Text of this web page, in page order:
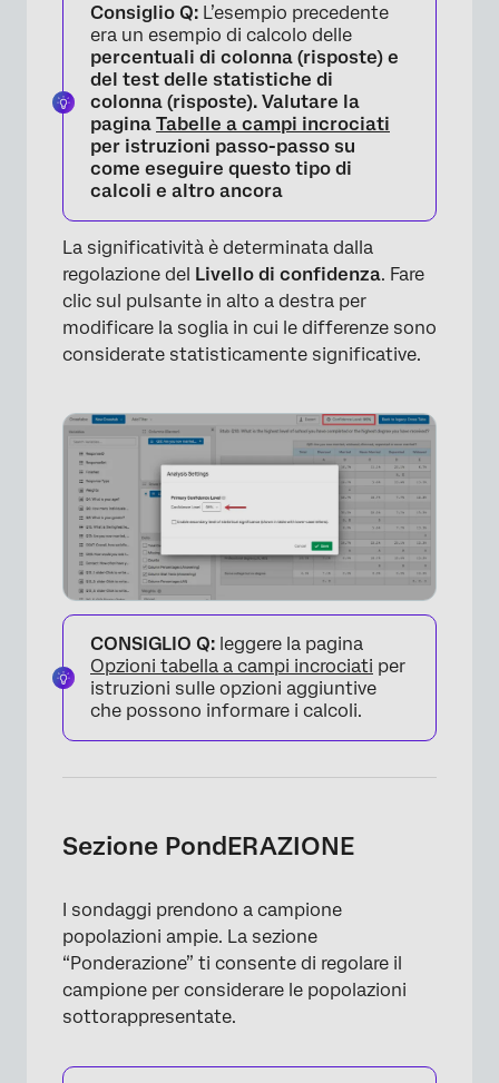
Consiglio Q: L’esempio precedente
era un esempio di calcolo delle
percentuali di colonna (risposte) e
del test delle statistiche di
colonna (risposte). Valutare la
pagina Tabelle a campi incrociati
per istruzioni passo-passo su
come eseguire questo tipo di
calcoli e altro ancora
La significatività è determinata dalla
regolazione del Livello di confidenza. Fare
clic sul pulsante in alto a destra per
modificare la soglia in cui le differenze sono
considerate statisticamente significative.
CONSIGLIO Q: leggere la pagina
Opzioni tabella a campi incrociati per
istruzioni sulle opzioni aggiuntive
che possono informare i calcoli.
Sezione PondERAZIONE
I sondaggi prendono a campione
popolazioni ampie. La sezione
“Ponderazione” ti consente di regolare il
campione per considerare le popolazioni
sottorappresentate.